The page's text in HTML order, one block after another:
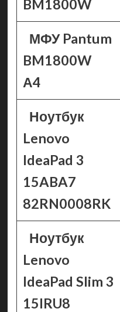
BM1800W
МФУ Pantum
BM1800W
А4
Ноутбук
Lenovo
IdeaPad 3
15ABA7
82RN0008RK
Ноутбук
Lenovo
IdeaPad Slim 3
15IRU8